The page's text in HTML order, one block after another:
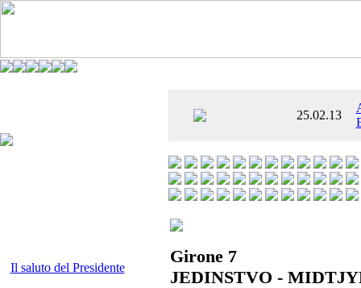
25.02.13
Il saluto del Presidente
Girone 7
JEDINSTVO -